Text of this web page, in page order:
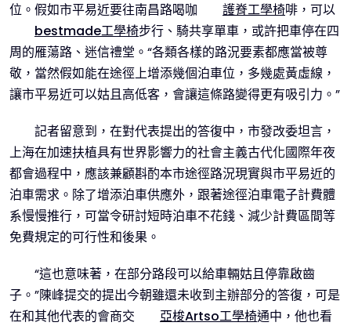
位。假如市平易近要往南昌路喝咖
護脊工學椅啡，可以
bestmade工學椅步行、騎共享單車，或許把車停在四
周的雁蕩路、迷信禮堂。“各類各樣的路況要素都應當被尊
敬，當然假如能在途徑上增添幾個泊車位，多幾處黃虛線，
讓市平易近可以姑且高低客，會讓這條路變得更有吸引力。”
記者留意到，在對代表提出的答復中，市發改委坦言，
上海在加速扶植具有世界影響力的社會主義古代化國際年夜
都會過程中，應該兼顧斟酌本市途徑路況現實與市平易近的
泊車需求。除了增添泊車供應外，跟著途徑泊車電子計費體
系慢慢推行，可當令研討短時泊車不花錢、減少計費區間等
免費規定的可行性和後果。
“這也意味著，在部分路段可以給車輛姑且停靠啟齒
子。”陳峰提交的提出今朝雖還未收到主辦部分的答復，可是
在和其他代表的會商交
亞梭Artso工學椅通中，他也看